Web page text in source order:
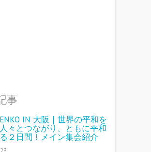
事
IN 大阪｜世界の平和を
々とつながり、ともに平和
２日間！メイン集会紹介